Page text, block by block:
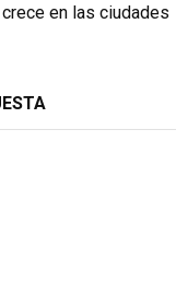
crece en las ciudades